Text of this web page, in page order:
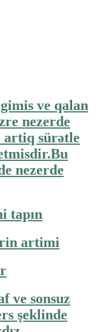
ve qalan
nezerde
artiq sürətle
nezerde
tapın
artimi
ve sonsuz
şeklinde